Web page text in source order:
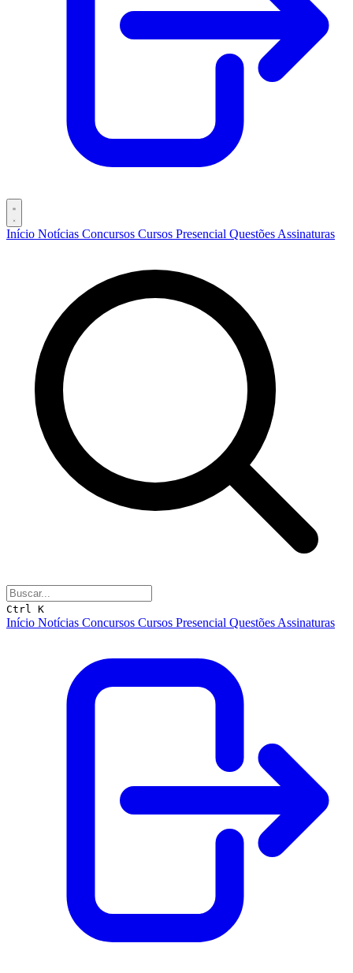
Início Notícias Concursos Cursos Presencial Questões Assinaturas
Ctrl K
Início Notícias Concursos Cursos Presencial Questões Assinaturas